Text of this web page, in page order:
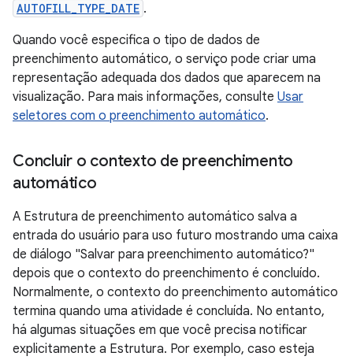
AUTOFILL_TYPE_DATE .
Quando você especifica o tipo de dados de
preenchimento automático, o serviço pode criar uma
representação adequada dos dados que aparecem na
visualização. Para mais informações, consulte Usar
seletores com o preenchimento automático.
Concluir o contexto de preenchimento
automático
A Estrutura de preenchimento automático salva a
entrada do usuário para uso futuro mostrando uma caixa
de diálogo "Salvar para preenchimento automático?"
depois que o contexto do preenchimento é concluído.
Normalmente, o contexto do preenchimento automático
termina quando uma atividade é concluída. No entanto,
há algumas situações em que você precisa notificar
explicitamente a Estrutura. Por exemplo, caso esteja